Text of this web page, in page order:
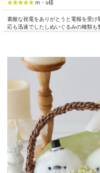
営業日13時までのご注文で即
◆その他
・土・日・祝日の発送業務は
・全ての商品と同梱可能です。
※水、汗などの多湿や直射日
することがあります。
※資材・ラッピングのリボン
います。
※電報（メッセージカード）
す。メッセージの変更はでき
m・s様
素敵な祝電をありがとうと電報を受
応も迅速でしたしぬいぐるみの種類も